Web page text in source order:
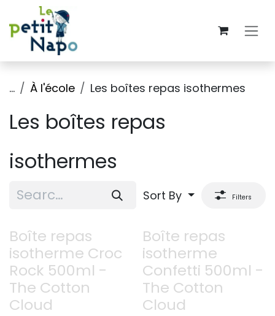
Skip to Content
... À l'école Les boîtes repas isothermes
Les boîtes repas
isothermes
Sort By Filters
Boîte repas
isotherme Croc
Rock 500ml -
The Cotton
Cloud
Boîte repas
isotherme
Confetti 500ml -
The Cotton
Cloud